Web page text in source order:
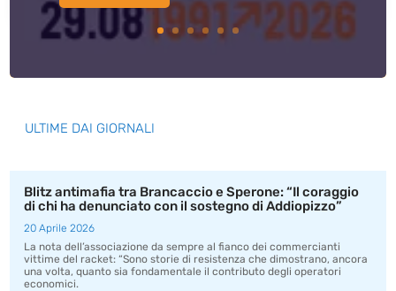
ULTIME DAI GIORNALI
Blitz antimafia tra Brancaccio e Sperone: “Il coraggio
di chi ha denunciato con il sostegno di Addiopizzo”
20 Aprile 2026
La nota dell’associazione da sempre al fianco dei commercianti
vittime del racket: “Sono storie di resistenza che dimostrano, ancora
una volta, quanto sia fondamentale il contributo degli operatori
economici.